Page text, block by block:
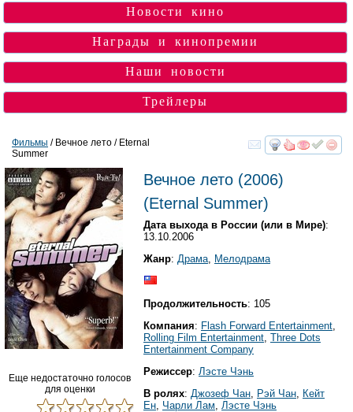
Новости кино
Награды и кинопремии
Наши новости
Трейлеры
смотреть
Фильмы / Вечное лето / Eternal
Summer
Еще недостаточно голосов
для оценки
Вечное лето (2006)
(Eternal Summer)
Дата выхода в России (или в Мире):
13.10.2006
Жанр: Драма Мелодрама
Продолжительность: 105
Компания: Flash Forward Entertainment
Rolling Film Entertainment Three Dots
Entertainment Company
Режиссер: Лэсте Чэнь
В ролях: Джозеф Чан Рэй Чан
Кейт
Ен Чарли Лам
Лэсте Чэнь